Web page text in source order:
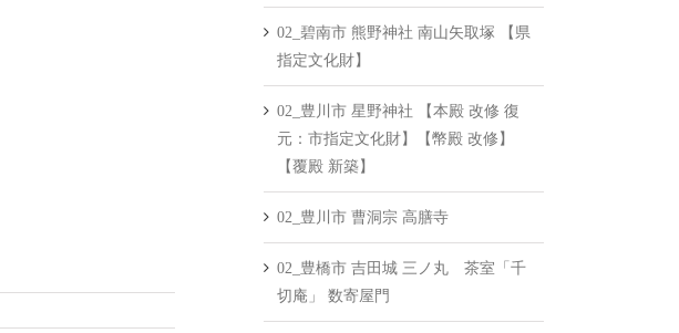
02_碧南市 熊野神社 南山矢取塚 【県
指定文化財】
02_豊川市 星野神社 【本殿 改修 復
元：市指定文化財】【幣殿 改修】
【覆殿 新築】
02_豊川市 曹洞宗 高膳寺
02_豊橋市 吉田城 三ノ丸 茶室「千
切庵」 数寄屋門